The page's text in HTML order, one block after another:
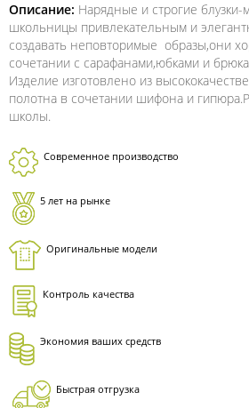
Описание: Нарядные и строгие блузки-
школьницы привлекательным и
создавать неповторимые образы,они
сочетании с сарафанами,юбками и
Изделие изготовлено из
полотна в сочетании шифона и
школы.
Современное производство
5 лет на рынке
Оригинальные модели
Контроль качества
Экономия ваших средств
Быстрая отгрузка